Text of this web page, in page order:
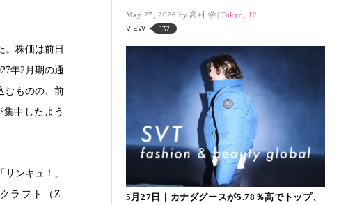
。株価は前日
年2月期の通
むものの、前
中したよう
ンキュ！」
ラフト（Z-
May 27, 2026. 高村 学 Tokyo, JP
VIEW 137
5月27日｜カナダグースが5.78％高でトップ、